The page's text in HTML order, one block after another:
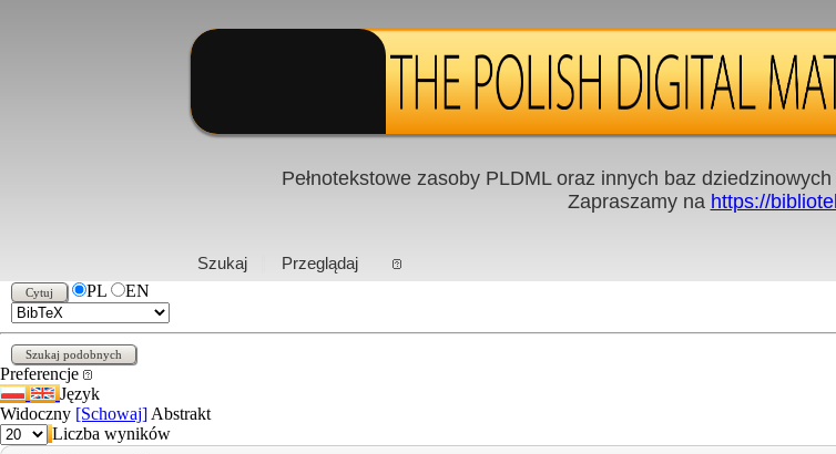
Pełnotekstowe zasoby PLDML oraz innych baz
Zapraszamy na https://
Szukaj Przeglądaj
PL
EN
Preferencje
Język
Widoczny [Schowaj] Abstrakt
Liczba wyników